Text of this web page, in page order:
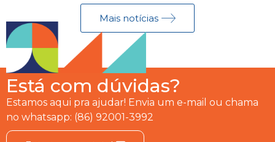
Mais notícias
Está com dúvidas?
Estamos aqui pra ajudar! Envia um e-mail ou chama
no whatsapp: (86) 92001-3992